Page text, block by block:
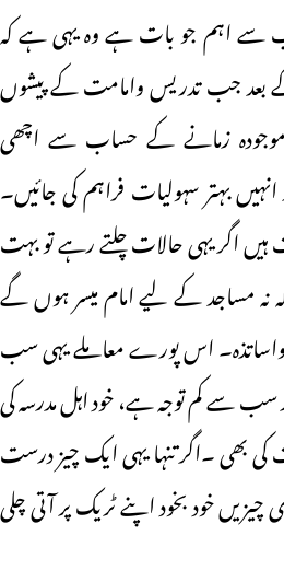
اہم جو بات ہے وہ یہی ہے کہ
جب تدریس وامامت کے پیشوں
زمانے کے حساب سے اچھی
انہیں بہتر سہولیات فراہم کی جائیں۔
اگر یہی حالات چلتے رہے تو بہت
مساجد کے لیے امام میسر ہوں گے
اس پورے معاملے یہی سب
سے کم توجہ ہے، خود اہل مدرسہ کی
بھی ۔اگر تنہا یہی ایک چیز درست
خود بخود اپنے ٹریک پر آتی چلی